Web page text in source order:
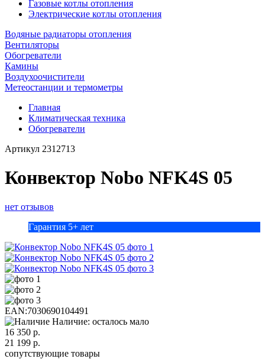
Газовые котлы отопления
Электрические котлы отопления
Водяные радиаторы отопления
Вентиляторы
Обогреватели
Камины
Воздухоочистители
Метеостанции и термометры
Главная
Климатическая техника
Обогреватели
Артикул 2312713
Конвектор Nobo NFK4S 05
нет отзывов
Гарантия 5+ лет
EAN:7030690104491
Наличие: осталось мало
16 350 р.
21 199 р.
сопутствующие товары